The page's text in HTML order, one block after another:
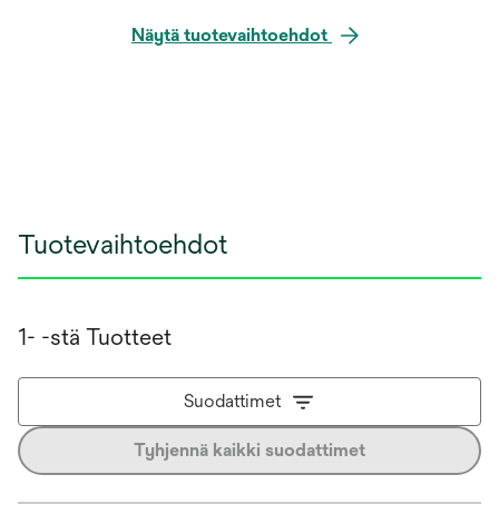
Näytä tuotevaihtoehdot
Tuotevaihtoehdot
1- -stä Tuotteet
Suodattimet
Tyhjennä kaikki suodattimet